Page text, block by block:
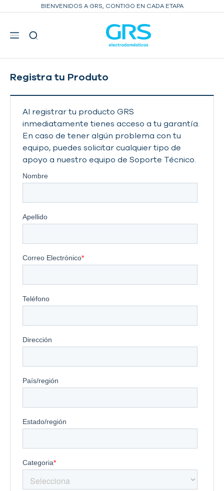
BIENVENIDOS A GRS, CONTIGO EN CADA ETAPA
Registra tu Produto
Al registrar tu producto GRS
inmediatamente tienes acceso a tu garantía.
En caso de tener algún problema con tu
equipo, puedes solicitar cualquier tipo de
apoyo a nuestro equipo de Soporte Técnico.